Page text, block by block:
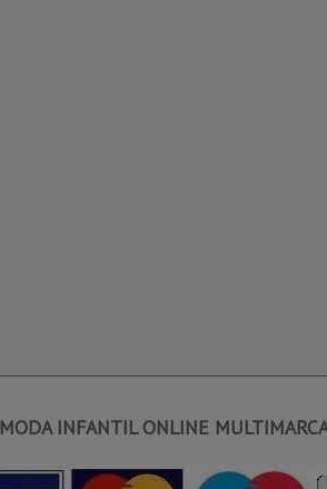
MODA INFANTIL ONLINE